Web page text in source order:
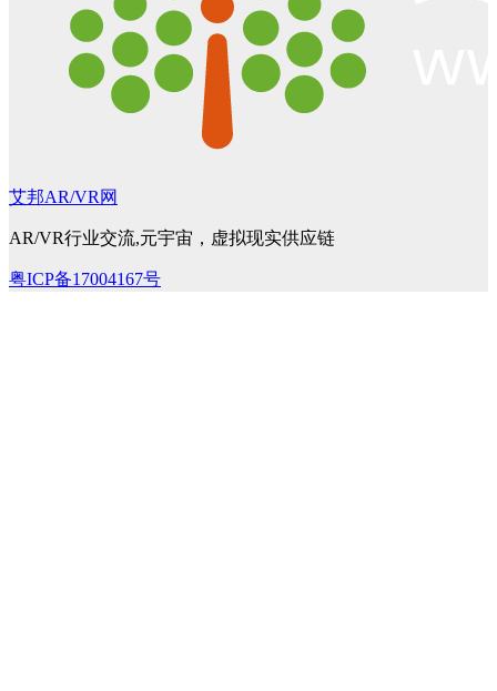
艾邦AR/VR网
AR/VR行业交流,元宇宙，虚拟现实供应链
粤ICP备17004167号